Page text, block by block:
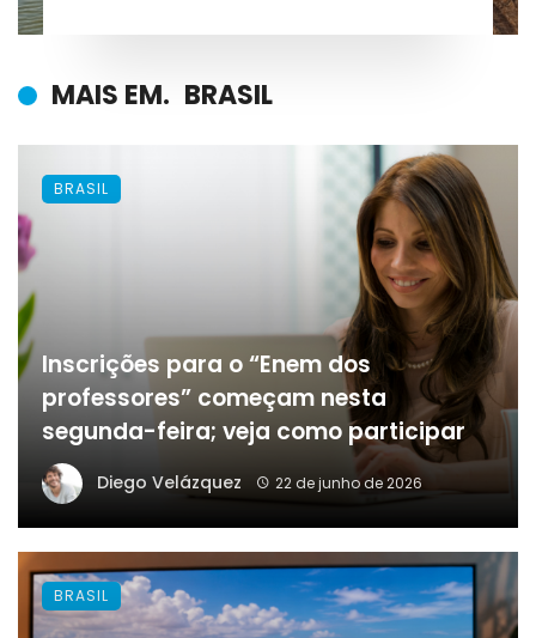
MAIS EM. BRASIL
Inscrições para o “Enem dos
professores” começam nesta
segunda-feira; veja como participar
Diego Velázquez 22 de junho de 2026
BRASIL
BRASIL